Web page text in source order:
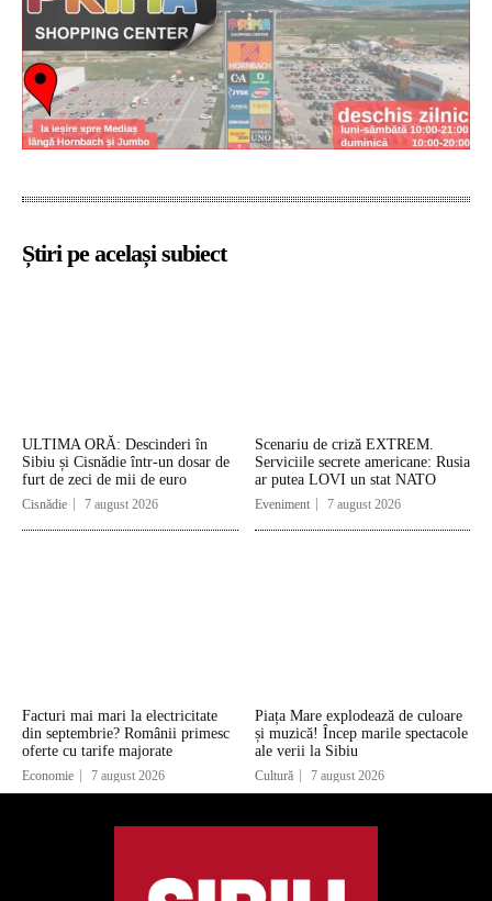
Știri pe același subiect
ULTIMA ORĂ: Descinderi în
Sibiu și Cisnădie într-un dosar de
furt de zeci de mii de euro
Cisnădie 7 august 2026
Scenariu de criză EXTREM.
Serviciile secrete americane: Rusia
ar putea LOVI un stat NATO
Eveniment 7 august 2026
Facturi mai mari la electricitate
din septembrie? Românii primesc
oferte cu tarife majorate
Economie 7 august 2026
Piața Mare explodează de culoare
și muzică! Încep marile spectacole
ale verii la Sibiu
Cultură 7 august 2026